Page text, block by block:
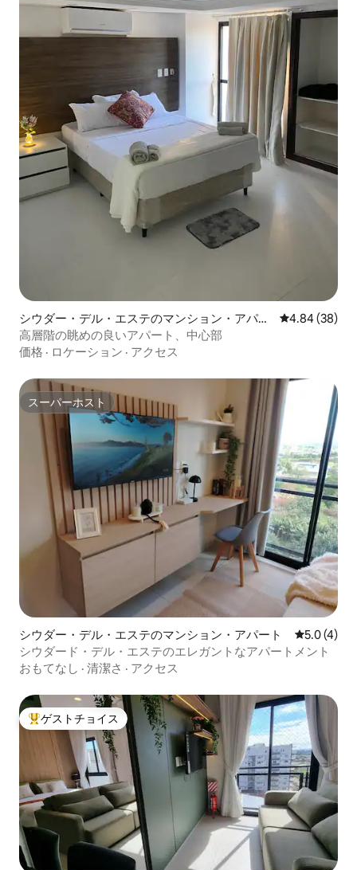
シウダー・デル・エステのマンション・アパー
ト
レビュー38
4.84 (38)
高層階の眺めの良いアパート、中心部
価格 · ロケーション · アクセス
スーパーホスト
スーパーホスト
シウダー・デル・エステのマンション・アパート レビュー4
5.0 (4)
シウダード・デル・エステのエレガントなアパートメント
おもてなし · 清潔さ · アクセス
大好評のゲストチョイスです。
ゲストチョイス